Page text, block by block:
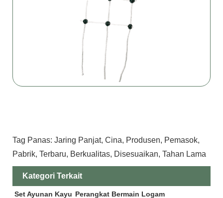
Tag Panas: Jaring Panjat, Cina, Produsen, Pemasok,
Pabrik, Terbaru, Berkualitas, Disesuaikan, Tahan Lama
Kategori Terkait
Set Ayunan Kayu Perangkat Bermain Logam